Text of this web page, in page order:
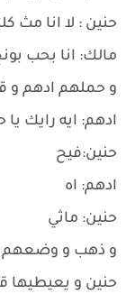
حنين : لا انا مث
مالك: انا بحب
و حملهم ادهم و
ادهم: ايه رايك
حنين:فيح
ادهم: اه
حنين: ماثي
و ذهب و وضعهم
حنين و يعيطيها